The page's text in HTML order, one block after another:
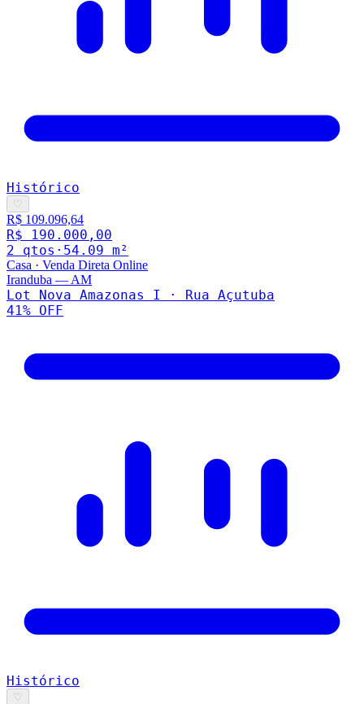
Histórico
♡
R$ 109.096,64
R$ 190.000,00
2 qtos · 54.09 m²
Casa · Venda Direta Online
Iranduba — AM
Lot Nova Amazonas I · Rua Açutuba
41% OFF
Histórico
♡